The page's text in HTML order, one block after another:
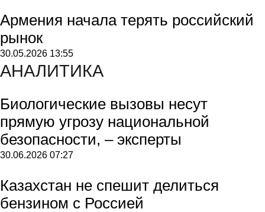
Армения начала терять российский
рынок
30.05.2026 13:55
АНАЛИТИКА
Биологические вызовы несут
прямую угрозу национальной
безопасности, – эксперты
30.06.2026 07:27
Казахстан не спешит делиться
бензином с Россией